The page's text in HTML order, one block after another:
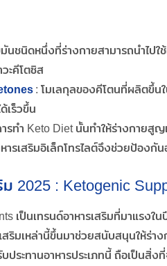
มันชนิดหนึ่งที่ร่างกายสามารถนำไป
ะคีโตซิส
: โมเลกุลของคีโตนที่ผลิตขึ้น
เร็วขึ้น
รทำ Keto Diet นั้นทำให้ร่างกายสู
ารเสริมอิเล็กโทรไลต์จึงช่วยป้องกั
ม 2025 : Ketogenic
เป็นเทรนด์อาหารเสริมที่มาแรง
ริมเหล่านี้ขึ้นมาช่วยสนับสนุนให้ร่าง
ระทานอาหารประเภทนี้ ถือเป็นสิ่ง